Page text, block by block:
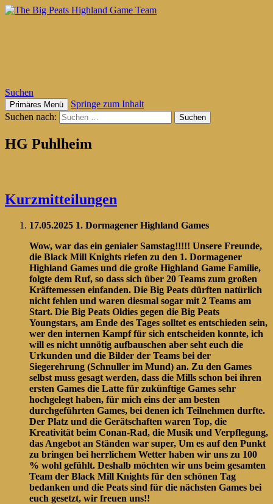
Suchen
Primäres Menü
Springe zum Inhalt
Suchen nach:
HG Puhlheim
Kurzmitteilungen
17.05.2025 1. Dormagener Highland Games
Wow, war das ein genialer Samstag!!!!! Unsere Freunde,
die Black Mill Knights riefen zu den 1. Dormagener
Highland Games und die große Highland Game Familie,
folgte dem Ruf, so dass sich über 20 Teams zum großen
Kräftemessen einfanden. Die Big Peats dürften natürlich
nicht fehlen und waren diesmal sogar mit 2 Teams am
Start. Die Big Peats Oldies gegen die Big Peats
Youngstars, am Ende des Tages solltet es entschieden sein,
wer den internen Kampf für sich entscheiden konnte, ich
will es nicht unnötig aufbauschen aber seht euch die
Urkunden und die Bilder der Teams bei der
Siegerehrung (Schnuller im Mund) an. Zu den Games
selbst muss gesagt werden, dass die Mills schon bei ihren
ersten Games die Latte für zukünftige Games sehr
hochgelegt haben, für mich eins der am besten
durchgeführten Games, bei denen ich Teilnehmen durfte.
Der Platz und die Gerätschaften waren Top, die
Kreativität beim Conan-Rad, die Musik und Verpflegung,
das Angebot an Ständen war super, Um es auf den Punkt
zu bringen bei herrlichem Wetter haben wir uns zu 100
% wohl gefühlt. Deshalb möchten wir uns beim gesamten
Team der Black Mill Knights für den schönen Tag
bedanken und die Peats sind für die nächsten Games bei
euch gesetzt, wir freuen uns!!